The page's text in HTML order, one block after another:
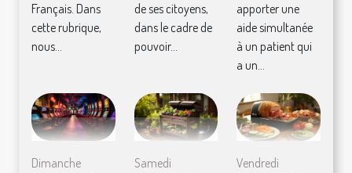
Français. Dans
cette rubrique,
nous...
de ses citoyens,
dans le cadre de
pouvoir...
apporter une
aide simultanée
à un patient qui
a un...
Dimanche
Samedi
Vendredi